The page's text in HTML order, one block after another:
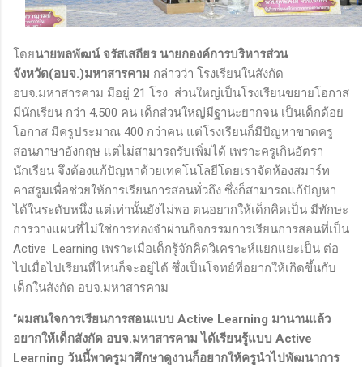
โดยนายพลพัฒน์ จรัสเสถียร นายกองค์การบริหารส่วน
จังหวัด(อบจ.)มหาสารคาม กล่าวว่า โรงเรียนในสังกัด
อบจ.มหาสารคาม มีอยู่ 21 โรง ส่วนใหญ่เป็นโรงเรียนขยายโอกาส
มีนักเรียน กว่า 4,500 คน เด็กส่วนใหญ่มีฐานะยากจน เป็นเด็กด้อย
โอกาส มีครูประมาณ 400 กว่าคน แต่โรงเรียนก็มีปัญหาขาดครู
สอนภาษาอังกฤษ แต่ไม่สามารถรับเพิ่มได้ เพราะครูเกินอัตรา
นักเรียน จึงต้องแก้ปัญหาด้วยเทคโนโลยีโดยเราจัดห้องสมาร์ท
คาสรูมเพื่อช่วยให้การเรียนการสอนทั่วถึง ซึ่งก็สามารถแก้ปัญหา
ได้ในระดับหนึ่ง แต่เท่านั้นยังไม่พอ ตนอยากให้เด็กคิดเป็น มีทักษะ
การวางแผนที่ไม่ใช่การท่องจำผ่านกิจกรรมการเรียนการสอนที่เป็น
Active Learning เพราะเมื่อเด็กรู้จักคิดวิเคราะห์แยกแยะเป็น ต่อ
ไปเมื่อไปเรียนที่ไหนก็จะอยู่ได้ ซึ่งเป็นโจทย์ที่อยากให้เกิดขึ้นกับ
เด็กในสังกัด อบจ.มหาสารคาม
“ผมสนใจการเรียนการสอนแบบ Active Learning มานานแล้ว
อยากให้เด็กสังกัด อบจ.มหาสารคาม ได้เรียนรู้แบบ Active
Learning วันนี้พาครูมาศึกษาดูงานก็อยากให้ครูนำไปพัฒนาการ